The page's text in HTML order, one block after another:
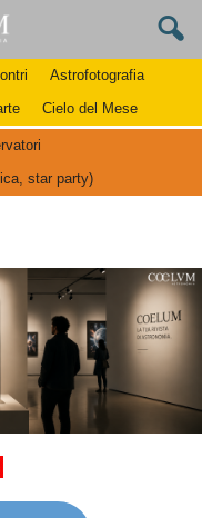
Astrofotografia
Cielo del Mese
star party)